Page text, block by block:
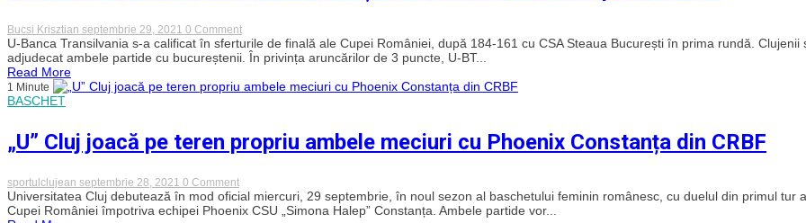
Bucsi Krisztian septembrie 29, 2021 0 Commenton
Cifrele
celor
de
U-
manșă
cu
din
Cupa
României
U-Banca Transilvania s-a calificat în sferturile de finală ale Cupei României, după 184-161 cu CSA Steaua București în prima rundă. Clujenii
adjudecat ambele partide cu bucureștenii. În privința aruncărilor de 3 puncte, U-BT...
Read More
1 Minute
BASCHET
„U” Cluj joacă pe teren propriu ambele meciuri cu Phoenix Constanța din CRBF
sportulclujean septembrie 28, 2021 0 Commenton
„U”
Cluj
joacă
Universitatea Cluj debutează în mod oficial miercuri, 29 septembrie, în noul sezon al baschetului feminin românesc, cu duelul din primul tur
Cupei României împotriva echipei Phoenix CSU „Simona Halep” Constanța. Ambele partide vor...